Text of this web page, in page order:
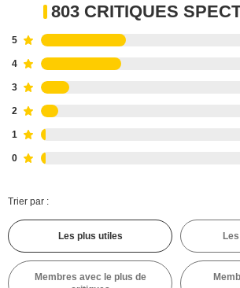
803 CRITIQUES
5
4
3
2
1
0
Trier par :
Les plus utiles
Membres avec le plus de